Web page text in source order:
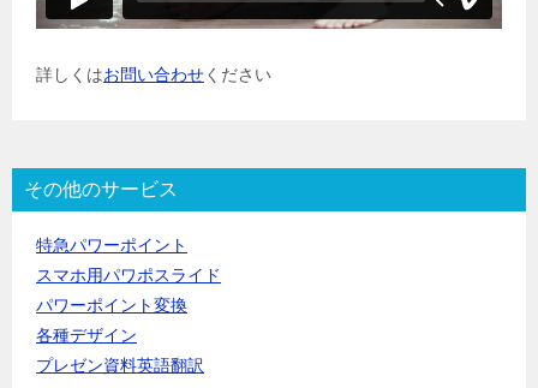
詳しくはお問い合わせください
その他のサービス
特急パワーポイント
スマホ用パワポスライド
パワーポイント変換
各種デザイン
プレゼン資料英語翻訳